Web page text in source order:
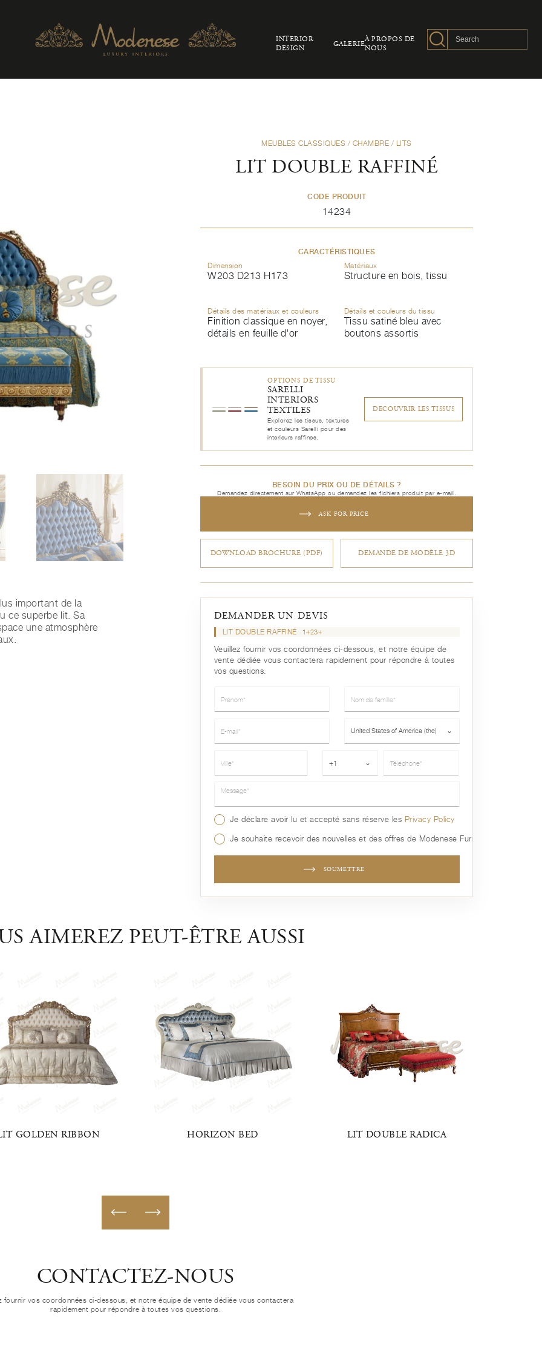
INTERIOR
DESIGN
GALERIE
À PROPOS DE
NOUS
MEUBLES CLASSIQUES / CHAMBRE / LITS
LIT DOUBLE RAFFINÉ
CODE PRODUIT
14234
CARACTÉRISTIQUES
Dimension
W203 D213 H173
Matériaux
Structure en bois, tissu
Détails des matériaux et couleurs
Finition classique en noyer,
détails en feuille d'or
Détails et couleurs du tissu
Tissu satiné bleu avec
boutons assortis
OPTIONS DE TISSU
SARELLI
INTERIORS
TEXTILES
Explorez les tissus, textures
et couleurs Sarelli pour des
interieurs raffines.
DECOUVRIR LES TISSUS
BESOIN DU PRIX OU DE DÉTAILS ?
Demandez directement sur WhatsApp ou demandez les fichiers produit par e-mail.
ASK FOR PRICE
DOWNLOAD BROCHURE (PDF) DEMANDE DE MODÈLE 3D
important de la
ce superbe lit. Sa
une atmosphère
DEMANDER UN DEVIS
LIT DOUBLE RAFFINÉ 14234
Veuillez fournir vos coordonnées ci-dessous, et notre équipe de
vente dédiée vous contactera rapidement pour répondre à toutes
vos questions.
United States of America (the) ⌄
+1 ⌄
Message*
Je déclare avoir lu et accepté sans réserve les Privacy Policy
Je souhaite recevoir des nouvelles et des offres de Modenese Furniture
SOUMETTRE
AIMEREZ PEUT-ÊTRE AUSSI
GOLDEN RIBBON HORIZON BED LIT DOUBLE RADICA
CONTACTEZ-NOUS
fournir vos coordonnées ci-dessous, et notre équipe de vente dédiée vous contactera
rapidement pour répondre à toutes vos questions.